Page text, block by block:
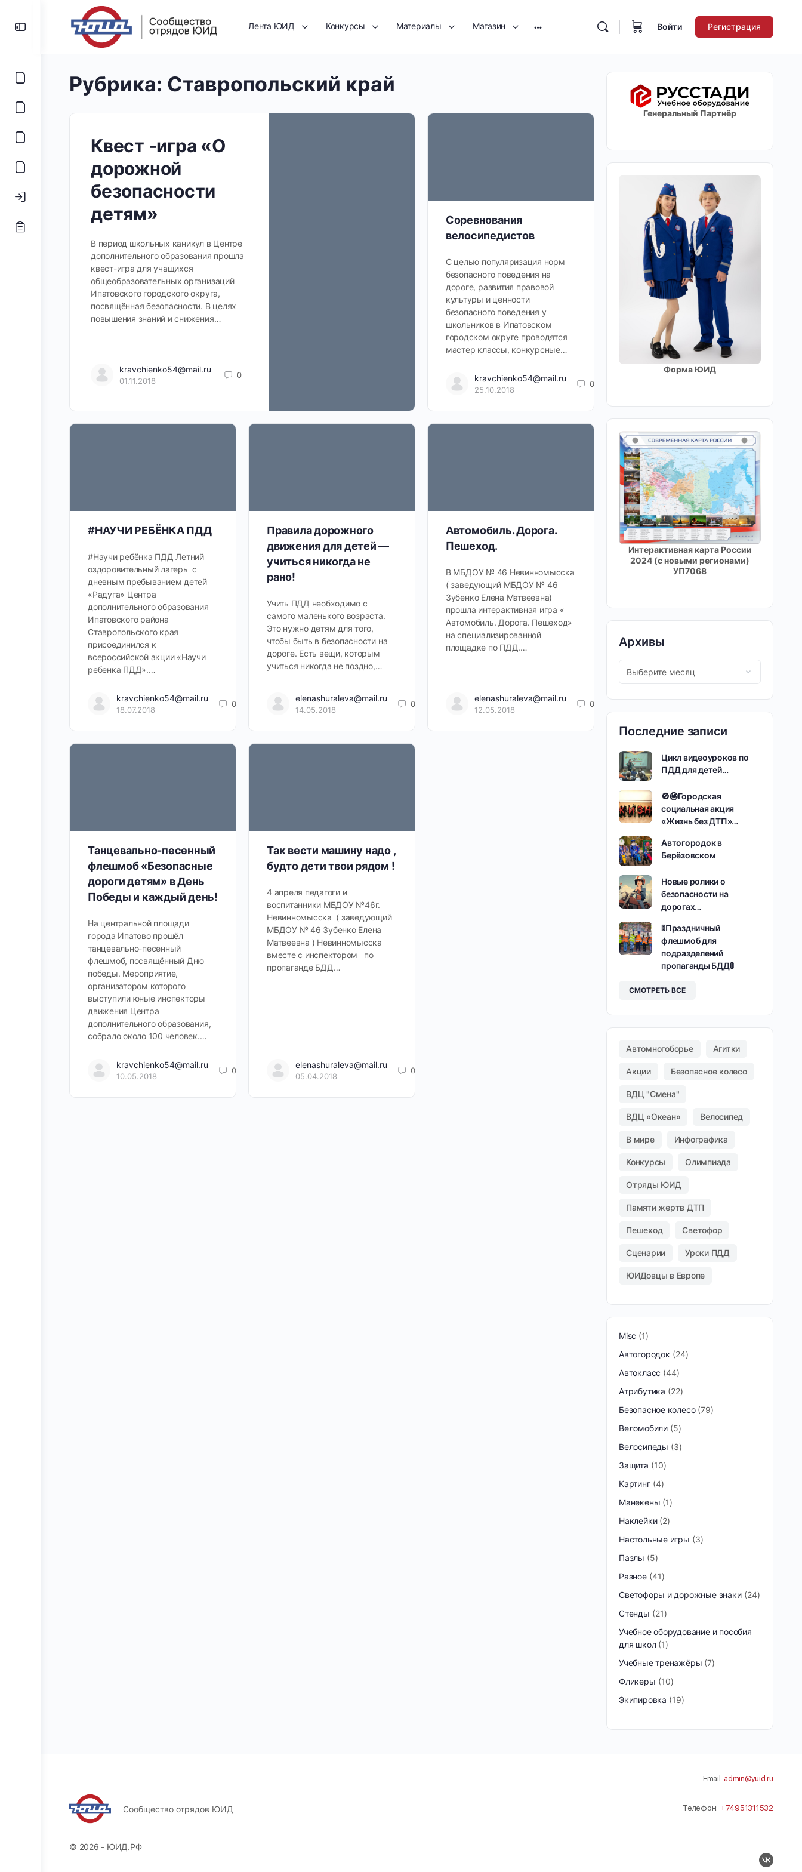
Лента ЮИД Конкурсы Материалы Магазин Войти Регистрация
Рубрика: Ставропольский край
Квест -игра «О
дорожной
безопасности
детям»
В период школьных каникул в Центре
дополнительного образования прошла
квест-игра для учащихся
общеобразовательных организаций
Ипатовского городского округа,
посвящённая безопасности. В целях
повышения знаний и снижения…
kravchienko54@mail.ru
01.11.2018
0
Соревнования
велосипедистов
С целью популяризация норм
безопасного поведения на
дороге, развития правовой
культуры и ценности
безопасного поведения у
школьников в Ипатовском
городском округе проводятся
мастер классы, конкурсные…
kravchienko54@mail.ru
25.10.2018
0
#НАУЧИ РЕБЁНКА ПДД
#Научи ребёнка ПДД Летний
оздоровительный лагерь с
дневным пребыванием детей
«Радуга» Центра
дополнительного образования
Ипатовского района
Ставропольского края
присоединился к
всероссийской акции «Научи
ребенка ПДД».…
kravchienko54@mail.ru
18.07.2018
0
Правила дорожного
движения для детей —
учиться никогда не
рано!
Учить ПДД необходимо с
самого маленького возраста.
Это нужно детям для того,
чтобы быть в безопасности на
дороге. Есть вещи, которым
учиться никогда не поздно,…
elenashuraleva@mail.ru
14.05.2018
0
Автомобиль. Дорога.
Пешеход.
В МБДОУ № 46 Невинномысска
( заведующий МБДОУ № 46
Зубенко Елена Матвеевна)
прошла интерактивная игра «
Автомобиль. Дорога. Пешеход»
на специализированной
площадке по ПДД.…
elenashuraleva@mail.ru
12.05.2018
0
Танцевально-песенный
флешмоб «Безопасные
дороги детям» в День
Победы и каждый день!
На центральной площади
города Ипатово прошёл
танцевально-песенный
флешмоб, посвящённый Дню
победы. Мероприятие,
организатором которого
выступили юные инспекторы
движения Центра
дополнительного образования,
собрало около 100 человек.…
kravchienko54@mail.ru
10.05.2018
0
Так вести машину надо ,
будто дети твои рядом !
4 апреля педагоги и
воспитанники МБДОУ №46г.
Невинномысска ( заведующий
МБДОУ № 46 Зубенко Елена
Матвеевна ) Невинномысска
вместе с инспектором по
пропаганде БДД…
elenashuraleva@mail.ru
05.04.2018
0
Генеральный Партнёр
Форма ЮИД
Интерактивная карта России
2024 (с новыми регионами)
УП7068
Архивы
Последние записи
Цикл видеоуроков по
ПДД для детей…
🚫🚳Городская
социальная акция
«Жизнь без ДТП»…
Автогородок в
Берёзовском
Новые ролики о
безопасности на
дорогах…
🚦Праздничный
флешмоб для
подразделений
пропаганды БДД🚦
СМОТРЕТЬ ВСЕ
Автомногоборье Агитки
Акции Безопасное колесо
ВДЦ "Смена"
ВДЦ «Океан» Велосипед
В мире Инфографика
Конкурсы Олимпиада
Отряды ЮИД
Памяти жертв ДТП
Пешеход Светофор
Сценарии Уроки ПДД
ЮИДовцы в Европе
Misc
1
Автогородок
24
Автокласс 44
Атрибутика
22
Безопасное колесо 79
Веломобили 5
Велосипеды
3
Защита
10
Картинг 4
Манекены 1
Наклейки 2
Настольные игры
3
Пазлы
5
Разное 41
Светофоры и дорожные знаки
24
Стенды
21
Учебное оборудование и пособия
для школ 1
Учебные тренажёры 7
Фликеры
10
Экипировка
19
Сообщество отрядов ЮИД
© 2026 - ЮИД.РФ
Email: admin@yuid.ru
Телефон: +74951311532